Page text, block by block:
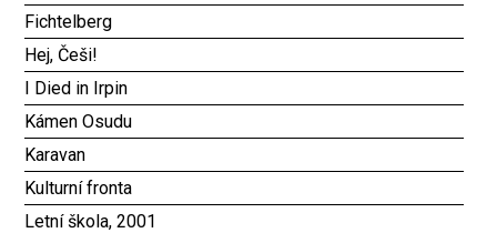
Fichtelberg
Hej, Češi!
I Died in Irpin
Kámen Osudu
Karavan
Kulturní fronta
Letní škola, 2001